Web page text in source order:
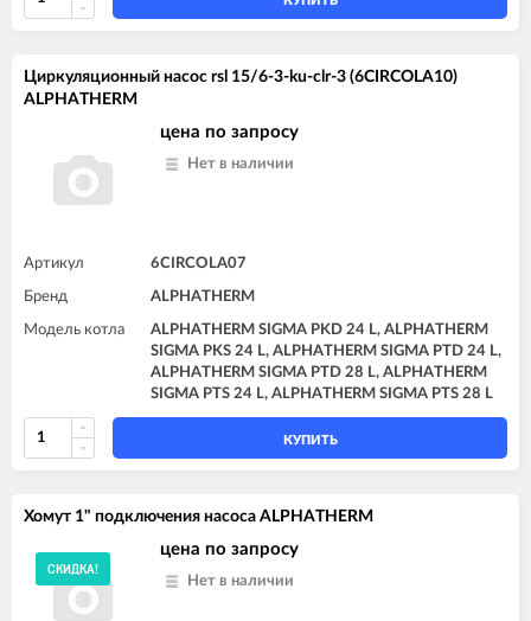
Циркуляционный насос rsl 15/6-3-ku-clr-3 (6CIRCOLA10)
ALPHATHERM
цена по запросу
Нет в наличии
Артикул 6CIRCOLA07
Бренд ALPHATHERM
Модель котла
ALPHATHERM SIGMA PKD 24 L, ALPHATHERM
SIGMA PKS 24 L, ALPHATHERM SIGMA PTD 24 L,
ALPHATHERM SIGMA PTD 28 L, ALPHATHERM
SIGMA PTS 24 L, ALPHATHERM SIGMA PTS 28 L
КУПИТЬ
Хомут 1" подключения насоса ALPHATHERM
СКИДКА!
цена по запросу
Нет в наличии